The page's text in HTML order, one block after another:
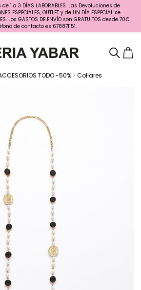
de 1 a 3 DÍAS LABORABLES. Las Devoluciones de
ESPECIALES, OUTLET y de UN DÍA ESPECIAL se
Los GASTOS DE ENVÍO son GRATUITOS desde 70€.
de contacto es 678871151.
TODO -50% > Collares